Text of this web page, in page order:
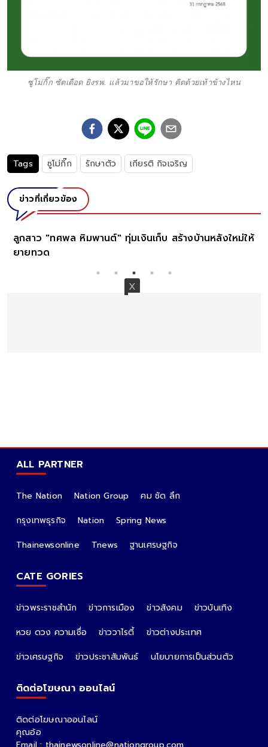
ซูโม่กิ๊ก ซัดเดือด ยิงรพ. แล้วมาขอให้รักษา คิดด้วยเท้าข้างไหน
Tags ซูโม่กิ๊ก รักษาตัว เกียรติ กิจเจริญ
ข่าวที่เกี่ยวข้อง
ลูกสาว "ทศพล หิมพานต์" ทุ่มเงินเก็บ สร้างบ้านหลังใหม่ให้
ยายทวด
ALL PARTNER
The Nation Nation Group
คม ชัด ลึก
กรุงเทพธุรกิจ
Nation
Spring News
Thainewsonline
Tnews ฐานเศรษฐกิจ
CATE GORIES
ข่าวพระราชสำนัก ข่าวการเมือง ข่าวสังคม
ข่าวบันเทิง
หวย ดวง ความเชื่อ
ข่าววาไรตี้
ข่าวต่างประเทศ
ข่าวเศรษฐกิจ
ข่าวประชาสัมพันธ์ นโยบายการเป็นส่วนตัว
ติดต่อโฆษณา ออนไลน์
ติดต่อโฆษณาออนไลน์
คุณอ้อ